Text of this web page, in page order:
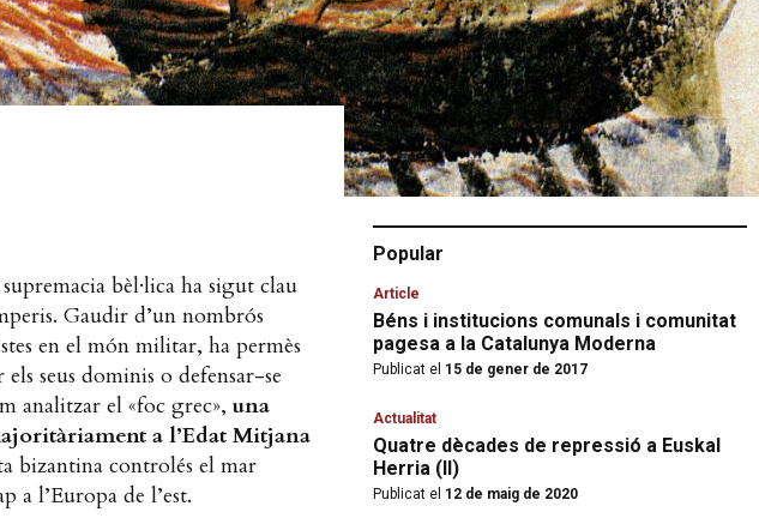
bèl·lica ha sigut clau
Gaudir d’un nombrós
en el món militar, ha permès
seus dominis o defensar-se
analitzar el «foc grec», una
a l’Edat Mitjana
bizantina controlés el mar
a l’Europa de l’est.
Popular
Article
Béns i institucions comunals i comunitat
pagesa a la Catalunya Moderna
Publicat el 15 de gener de 2017
Actualitat
Quatre dècades de repressió a Euskal
Herria (II)
Publicat el 12 de maig de 2020